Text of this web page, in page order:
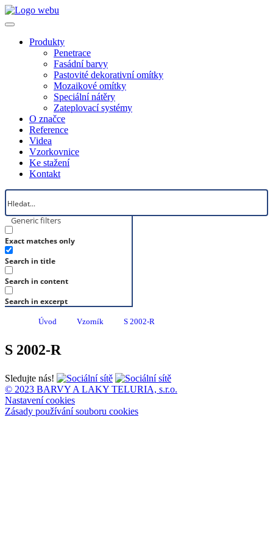
Produkty
Penetrace
Fasádní barvy
Pastovité dekorativní omítky
Mozaikové omítky
Speciální nátěry
Zateplovací systémy
O značce
Reference
Videa
Vzorkovnice
Ke stažení
Kontakt
Generic filters
Exact matches only
Search in title
Search in content
Search in excerpt
Úvod Vzorník S 2002-R
S 2002-R
Sledujte nás!
© 2023 BARVY A LAKY TELURIA, s.r.o.
Nastavení cookies
Zásady používání souboru cookies